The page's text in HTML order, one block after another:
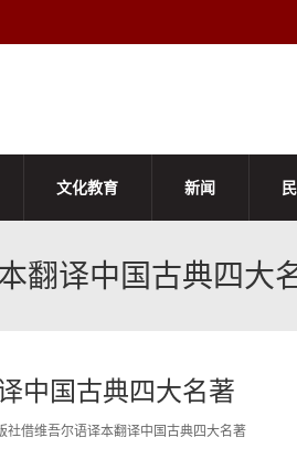
文化教育 新闻
翻译中国古典四大
中国古典四大名著
社借维吾尔语译本翻译中国古典四大名著